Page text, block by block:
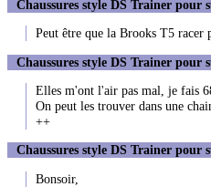
Chaussures style DS Trainer pour
Peut être que la Brooks T5
Chaussures style DS Trainer pour
Elles m'ont l'air pas mal, je fais
On peut les trouver dans une
++
Chaussures style DS Trainer pour
Bonsoir,